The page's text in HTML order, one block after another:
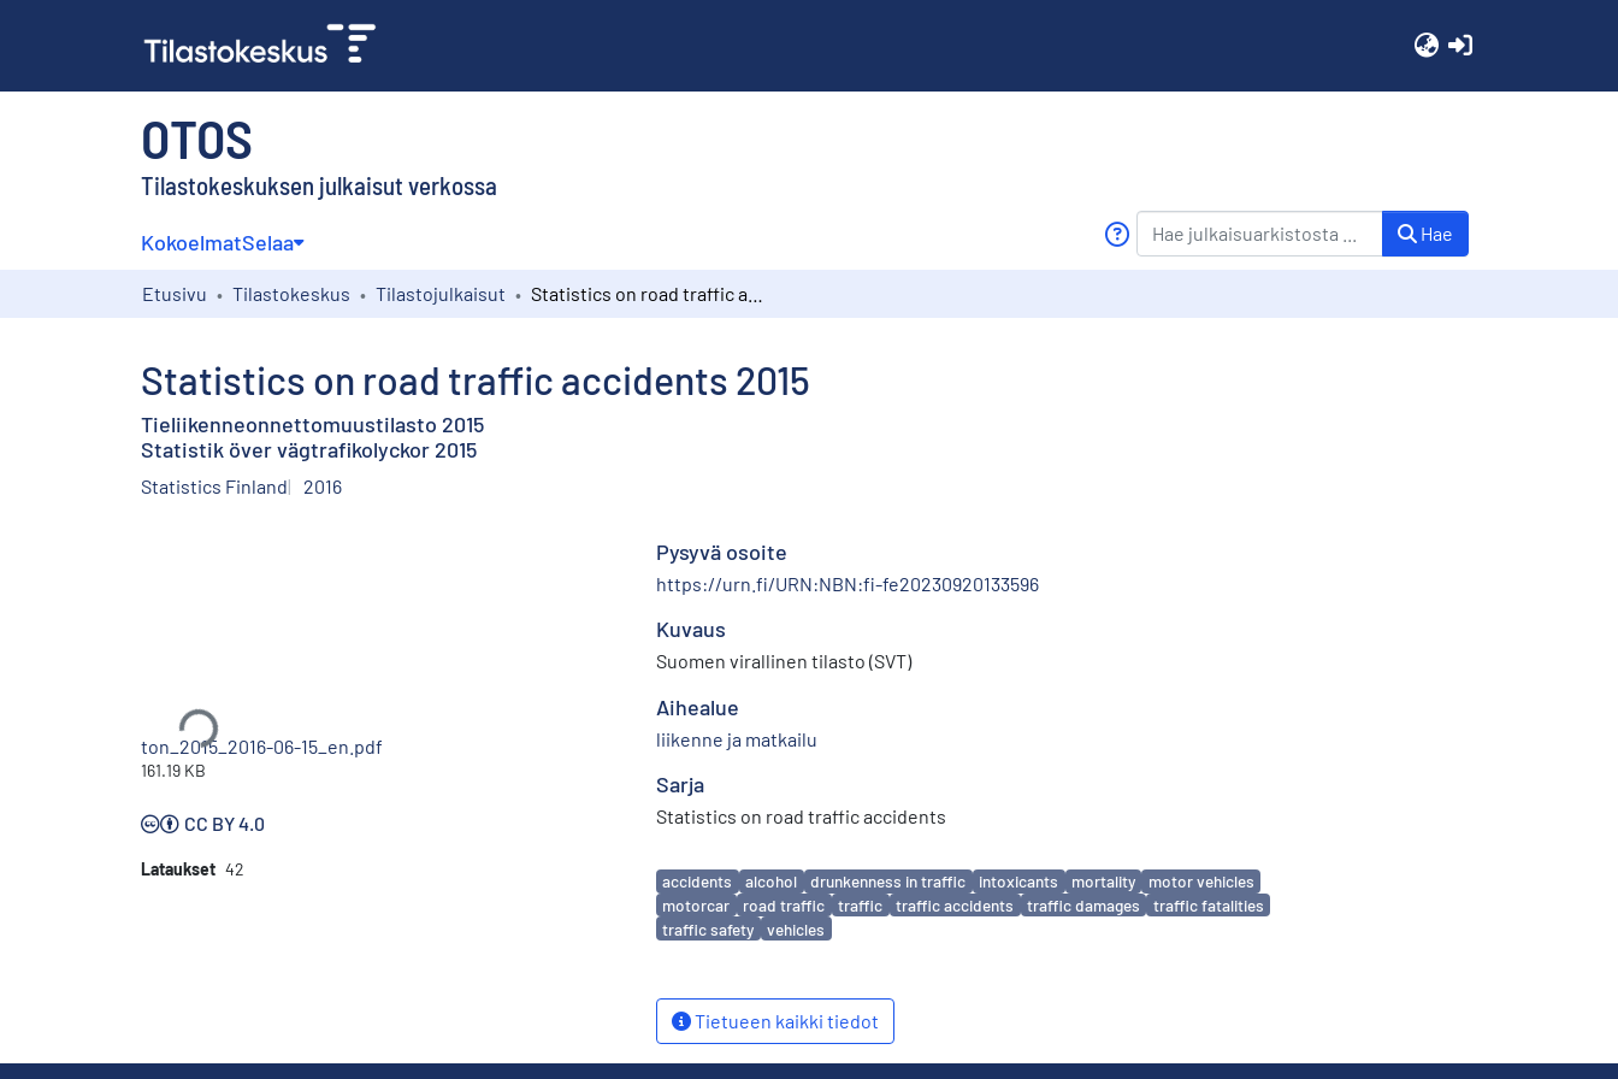
OTOS
Tilastokeskuksen julkaisut verkossa
KokoelmatSelaa Hae
Etusivu Tilastokeskus Tilastojulkaisut
Statistics on road traffic accidents 2015
Tieliikenneonnettomuustilasto 2015
Statistik över vägtrafikolyckor 2015
Statistics Finland 2016
Ladataan...
ton_2015_2016-06-15_en.pdf
161.19 KB
CC BY 4.0
Lataukset 42
Pysyvä osoite
https://urn.fi/URN:NBN:fi-fe20230920133596
Kuvaus
Suomen virallinen tilasto (SVT)
Aihealue
liikenne ja matkailu
Sarja
Statistics on road traffic accidents
Avainsanat
accidents alcohol drunkenness in traffic intoxicants mortality
motor vehicles
motorcar
road traffic traffic traffic accidents traffic damages
traffic fatalities
traffic safety
vehicles
Tietueen kaikki tiedot